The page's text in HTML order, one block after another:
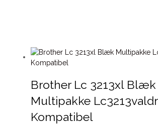
Brother Lc 3213xl Blæk
Multipakke Lc3213valdr
Kompatibel